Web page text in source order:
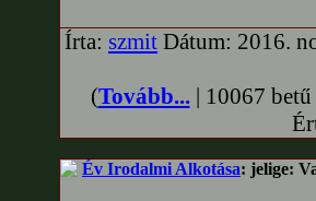
Írta: szmit Dátum: 2016.
(Tovább...| 10067
Év Irodalmi Alkotása: jelige: